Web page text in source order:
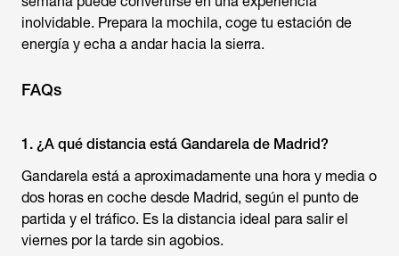
inolvidable. Prepara la mochila, coge tu estación de
energía y echa a andar hacia la sierra.
FAQs
1. ¿A qué distancia está Gandarela de Madrid?
Gandarela está a aproximadamente una hora y media o
dos horas en coche desde Madrid, según el punto de
partida y el tráfico. Es la distancia ideal para salir el
viernes por la tarde sin agobios.